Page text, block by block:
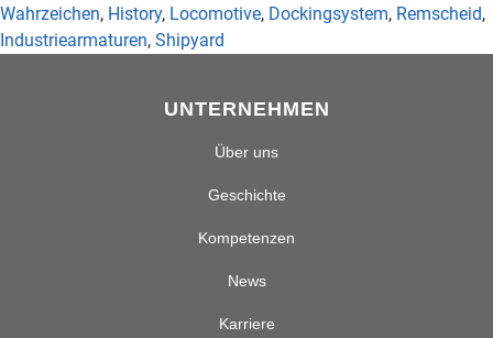
Wahrzeichen, History, Locomotive, Dockingsystem, Remscheid,
Industriearmaturen, Shipyard
UNTERNEHMEN
Über uns
Geschichte
Kompetenzen
News
Karriere